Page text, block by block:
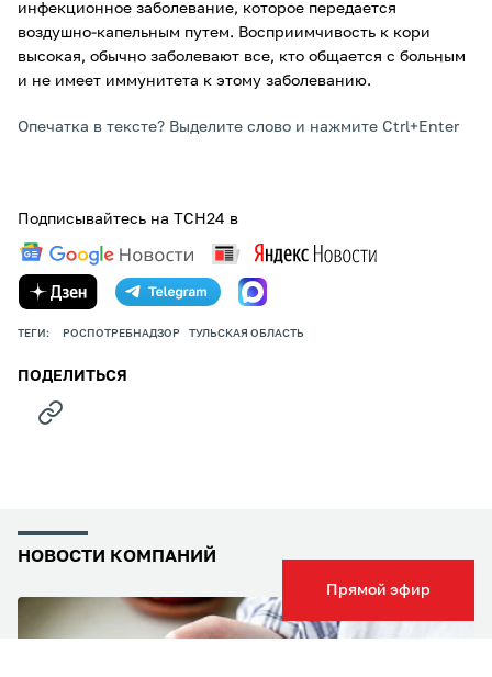
Прямой эфир
инфекционное заболевание, которое передается
воздушно-капельным путем. Восприимчивость к кори
высокая, обычно заболевают все, кто общается с больным
и не имеет иммунитета к этому заболеванию.
Опечатка в тексте? Выделите слово и нажмите Ctrl+Enter
Подписывайтесь на ТСН24 в
ТЕГИ: РОСПОТРЕБНАДЗОР ТУЛЬСКАЯ ОБЛАСТЬ
ПОДЕЛИТЬСЯ
НОВОСТИ КОМПАНИЙ